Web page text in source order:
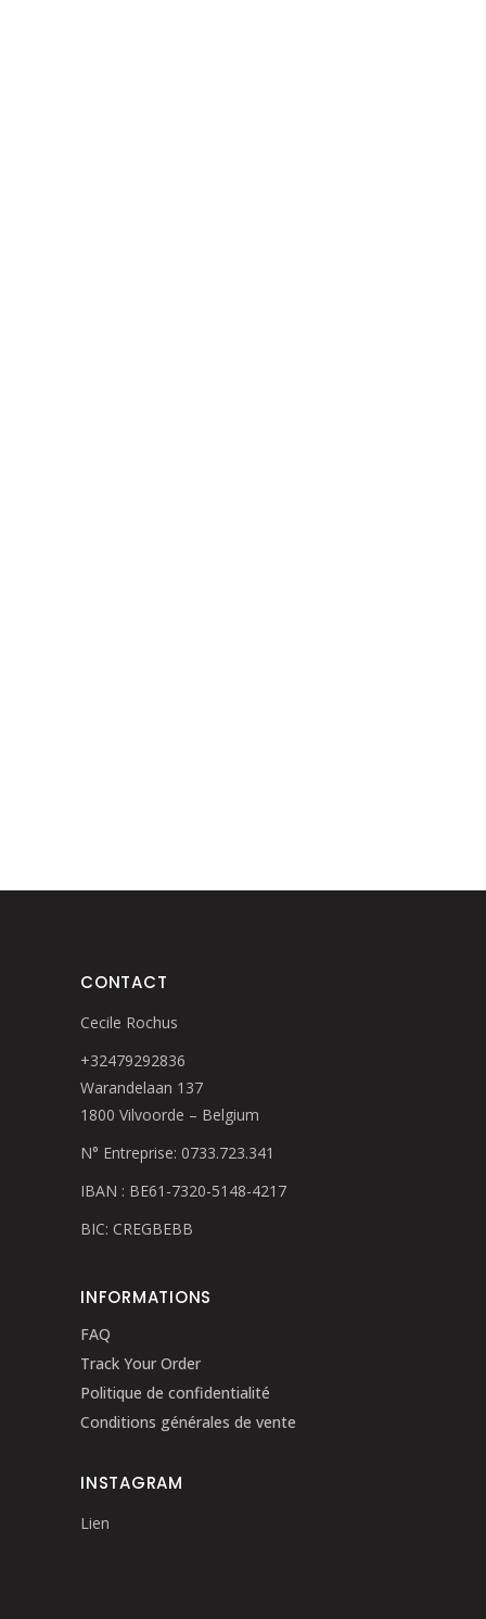
CONTACT
Cecile Rochus
+32479292836
Warandelaan 137
1800 Vilvoorde – Belgium
N° Entreprise: 0733.723.341
IBAN : BE61-7320-5148-4217
BIC: CREGBEBB
INFORMATIONS
FAQ
Track Your Order
Politique de confidentialité
Conditions générales de vente
INSTAGRAM
Lien